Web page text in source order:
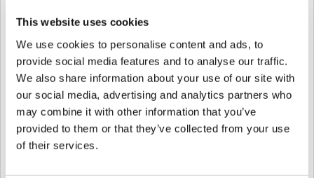
This website uses cookies
We use cookies to personalise content and ads, to
provide social media features and to analyse our traffic.
We also share information about your use of our site with
our social media, advertising and analytics partners who
may combine it with other information that you’ve
provided to them or that they’ve collected from your use
of their services.
Ampliado el periodo de caducidad del usuario a un máximo
Artículo relevante: [BioStar 2] Introducción del menú
Admite la función Mostrar resultado del controlador para
autenticación de un controlador de terceros en la pantalla
Permite la función Ignorar duración de señales repetidas,
controlador cuando el dispositivo está conectado a un
Mejora de la interfaz de usuario de la pantalla de interfonía.
Admite la función de transporte del servidor SIP, que
servidor SIP de Intercom en el dispositivo.
Admite la función de seleccionar la resolución de la salida